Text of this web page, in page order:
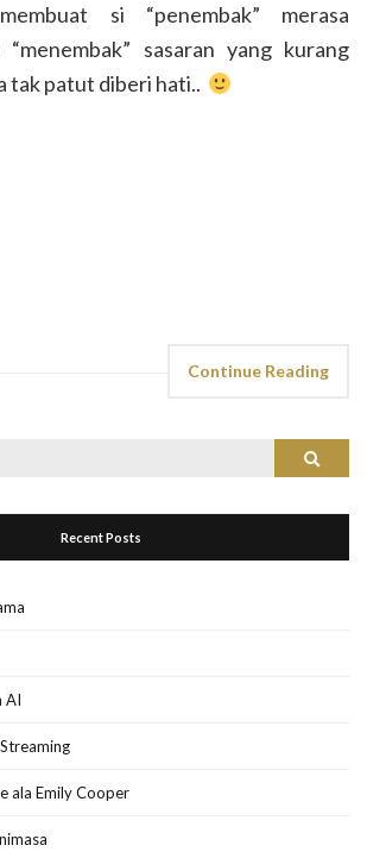
si “penembak” merasa
sasaran yang kurang
tak patut diberi hati..
Continue Reading
Search
Recent Posts
AI
ala Emily Cooper